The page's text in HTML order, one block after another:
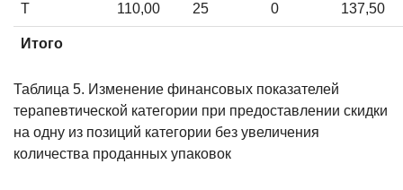
Т 110,00 25 0 137,50
Итого
Таблица 5. Изменение финансовых показателей
терапевтической категории при предоставлении скидки
на одну из позиций категории без увеличения
количества проданных упаковок